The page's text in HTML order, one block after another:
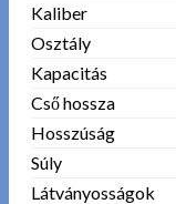
Kaliber
Osztály
Kapacitás
Cső hossza
Hosszúság
Súly
Látványosságok